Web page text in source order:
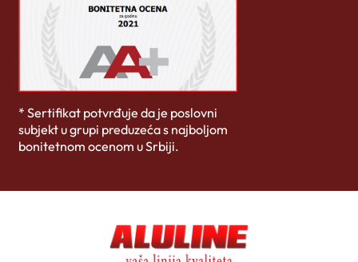
* Sertifikat potvrđuje da je poslovni
subjekt u grupi preduzeća s najboljom
bonitetnom ocenom u Srbiji.